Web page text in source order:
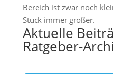
Bereich ist zwar noch
Stück immer größer.
Aktuelle
Ratgeber-